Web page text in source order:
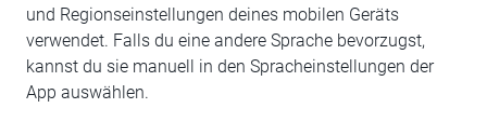
und Regionseinstellungen deines mobilen Geräts
verwendet. Falls du eine andere Sprache bevorzugst,
kannst du sie manuell in den Spracheinstellungen der
App auswählen.